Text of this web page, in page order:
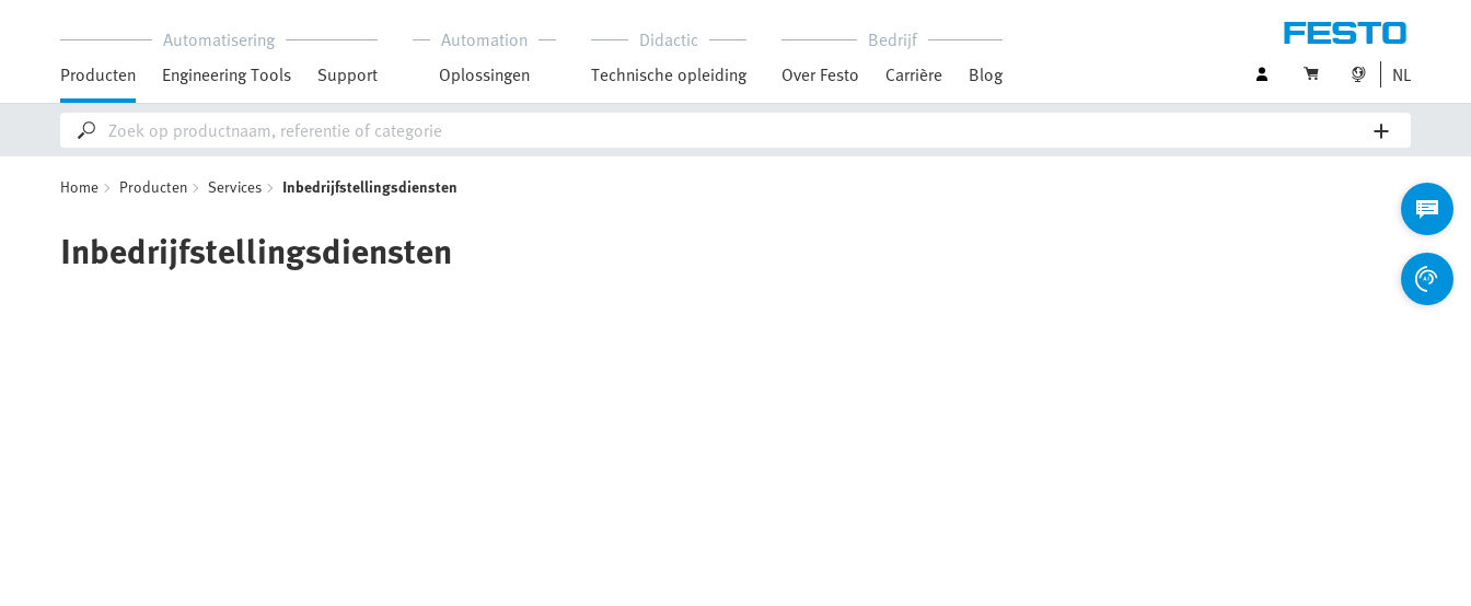
Automatisering
Producten
Engineering Tools Support
Automation
Oplossingen
Didactic
Technische opleiding
Bedrijf
Over Festo
Carrière Blog NL
Home Producten Services Inbedrijfstellingsdiensten
Inbedrijfstellingsdiensten